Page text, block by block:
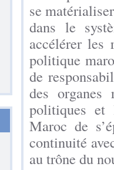
se
dans le
accélérer les
politique
de
des
politiques et
Maroc de
continuité
au trône du